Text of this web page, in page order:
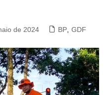
de 2024 BP, GDF